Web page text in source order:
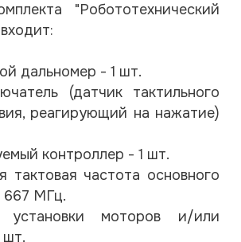
"Робототехнический
дальномер - 1 шт.
(датчик тактильного
реагирующий на нажатие)
контроллер - 1 шт.
тактовая частота основного
667 МГц.
моторов и/или
шт.